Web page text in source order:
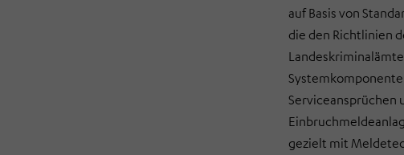
auf Basis von
die den Richtlinien
Serviceansprüchen
gezielt mit